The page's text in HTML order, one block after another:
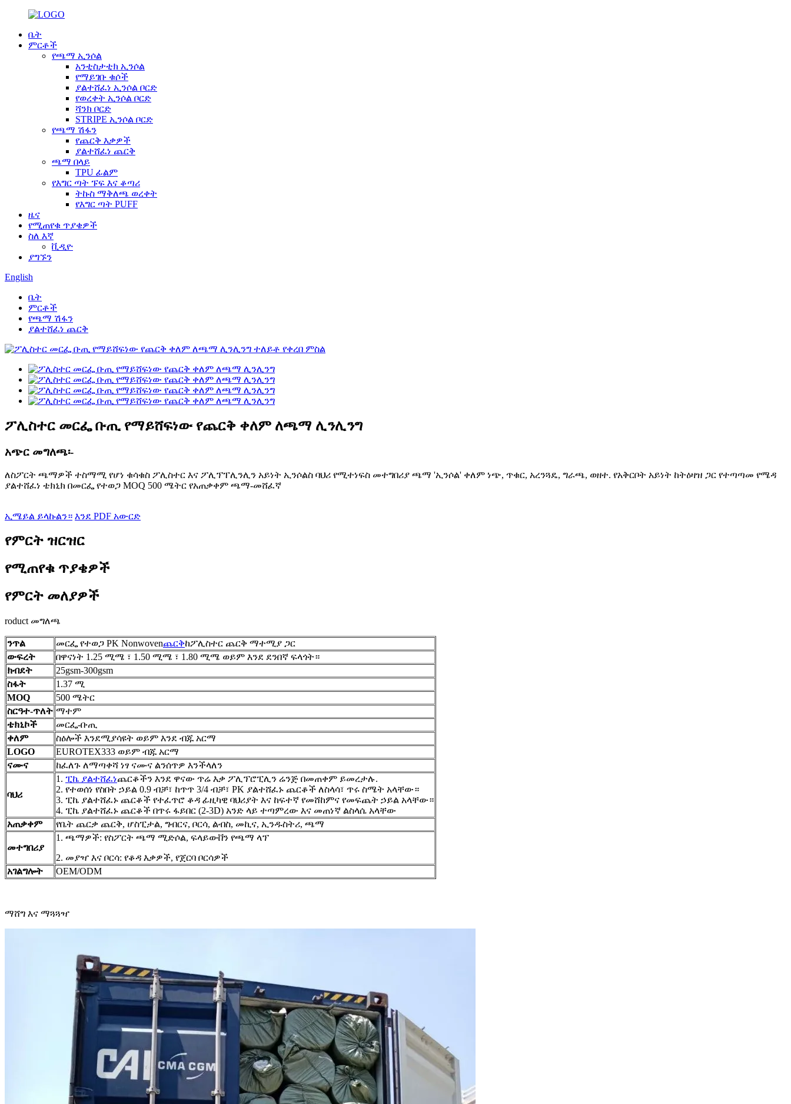
ቤት
ምርቶች
የጫማ ኢንሶል
አንቲስታቲክ ኢንሶል
የማይገቡ ቁሶች
ያልተሸፈነ ኢንሶል ቦርድ
የወረቀት ኢንሶል ቦርድ
ሻንክ ቦርድ
STRIPE ኢንሶል ቦርድ
የጫማ ሽፋን
የጨርቅ እቃዎች
ያልተሸፈነ ጨርቅ
ጫማ በላይ
TPU ፊልም
የእግር ጣት ፑፍ እና ቆጣሪ
ትኩስ ማቅለጫ ወረቀት
የእግር ጣት PUFF
ዜና
የሚጠየቁ ጥያቄዎች
ስለ እኛ
ቪዲዮ
ያግኙን
English
ቤት
ምርቶች
የጫማ ሽፋን
ያልተሸፈነ ጨርቅ
ፖሊስተር መርፌ ቡጢ የማይሸፍነው የጨርቅ ቀለም ለጫማ ሊንሊንግ
አጭር መግለጫ፡-
ለስፖርት ጫማዎች ተስማሚ የሆነ ቁሳቁስ ፖሊስተር እና ፖሊፕፐሊንሊን አይነት ኢንሶልስ ባህሪ የሚተነፍስ መተግበሪያ ጫማ 'ኢንሶል' ቀለም ነጭ, ጥቁር, አረንጓዴ, ግራጫ, ወዘተ. የአቅርቦት አይነት ከትዕዛዝ ጋር የተጣጣመ የሜዳ
ያልተሸፈነ ቴክኒክ በመርፌ የተወጋ MOQ 500 ሜትር የአጠቃቀም ጫማ-መሸፈኛ
ኢሜይል ይላኩልን። እንደ PDF አውርድ
የምርት ዝርዝር
የሚጠየቁ ጥያቄዎች
የምርት መለያዎች
roduct መግለጫ
ንጥል መርፌ የተወጋ PK Nonwovenጨርቅከፖሊስተር ጨርቅ ማተሚያ ጋር
ውፍረት
በዋናነት 1.25 ሚሜ ፣ 1.50 ሚሜ ፣ 1.80 ሚሜ ወይም እንደ ደንበኛ ፍላጎት።
ክብደት
25gsm-300gsm
ስፋት
1.37 ሚ
MOQ
500 ሜትር
ስርዓተ-ጥለት ማተም
ቴክኒኮች
መርፌ-ቡጢ
ቀለም
ስዕሎች እንደሚያሳዩት ወይም እንደ ብጁ አርማ
LOGO
EUROTEX333 ወይም ብጁ አርማ
ናሙና
ከፈለጉ ለማጣቀሻ ነፃ ናሙና ልንሰጥዎ እንችላለን
ባህሪ
1. ፒኬ ያልተሸፈነጨርቆችን እንደ ዋናው ጥሬ እቃ ፖሊፕሮፒሊን ሬንጅ በመጠቀም ይመረታሉ.
2. የተወሰነ የስበት ኃይል 0.9 ብቻ፣ ከጥጥ 3/4 ብቻ፣ PK ያልተሸፈኑ ጨርቆች ለስላሳ፣ ጥሩ ስሜት አላቸው።
3. ፒኬ ያልተሸፈኑ ጨርቆች የተፈጥሮ ቆዳ ፊዚካዊ ባህሪያት እና ከፍተኛ የመሸከምና የመፍጨት ኃይል አላቸው።
4. ፒኬ ያልተሸፈኑ ጨርቆች በጥሩ ፋይበር (2-3D) አንድ ላይ ተጣምረው እና መጠነኛ ልስላሴ አላቸው
አጠቃቀም
የቤት ጨርቃ ጨርቅ, ሆስፒታል, ግብርና, ቦርሳ, ልብስ, መኪና, ኢንዱስትሪ, ጫማ
መተግበሪያ
1. ጫማዎች: የስፖርት ጫማ ሚድሶል, ፍላይውቨን የጫማ ላፕ
2. መያዣ እና ቦርሳ: የቆዳ እቃዎች, የጀርባ ቦርሳዎች
አገልግሎት
OEM/ODM
ማሸግ እና ማጓጓዣ